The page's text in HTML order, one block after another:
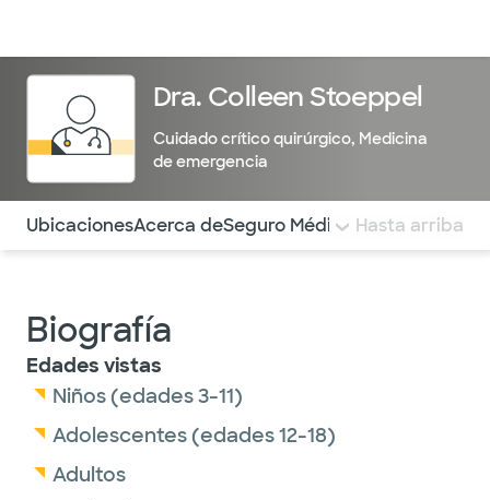
Dra. Colleen Stoeppel
Cuidado crítico quirúrgico, Medicina
de emergencia
Utilice esta navegación para saltar rápidamente a
UbicacionesAcerca deSeguro Médico COMENTARIOS
Hasta arriba
Biografía
Edades vistas
Niños (edades 3-11)
Adolescentes (edades 12-18)
Adultos